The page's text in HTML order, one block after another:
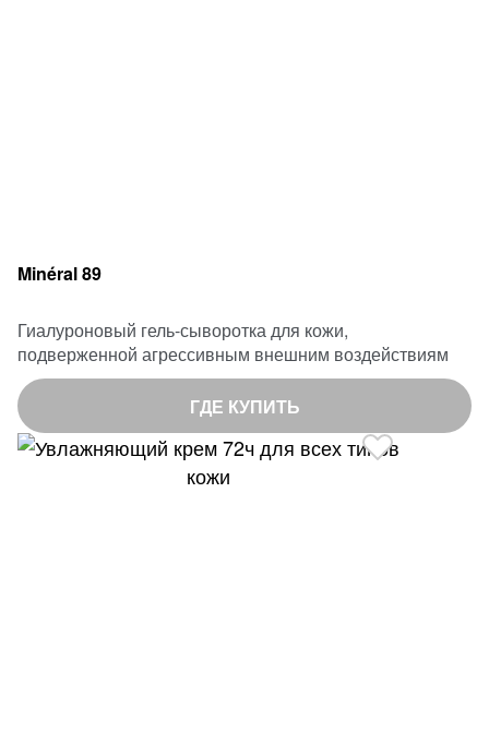
Minéral 89
Гиалуроновый гель-сыворотка для кожи,
подверженной агрессивным внешним воздействиям
ГДЕ КУПИТЬ